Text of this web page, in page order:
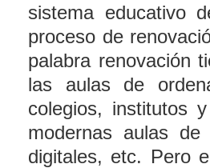
sistema educativo
proceso de
palabra renovación
las aulas de
colegios, institutos
modernas aulas
digitales, etc. Pero